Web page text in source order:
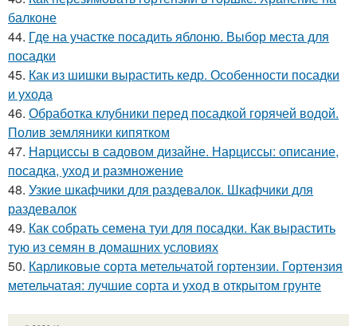
балконе
44. Где на участке посадить яблоню. Выбор места для
посадки
45. Как из шишки вырастить кедр. Особенности посадки
и ухода
46. Обработка клубники перед посадкой горячей водой.
Полив земляники кипятком
47. Нарциссы в садовом дизайне. Нарциссы: описание,
посадка, уход и размножение
48. Узкие шкафчики для раздевалок. Шкафчики для
раздевалок
49. Как собрать семена туи для посадки. Как вырастить
тую из семян в домашних условиях
50. Карликовые сорта метельчатой гортензии. Гортензия
метельчатая: лучшие сорта и уход в открытом грунте